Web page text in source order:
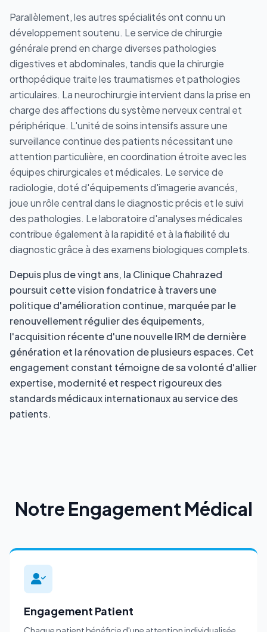
Parallèlement, les autres spécialités ont connu un
développement soutenu. Le service de chirurgie
générale prend en charge diverses pathologies
digestives et abdominales, tandis que la chirurgie
orthopédique traite les traumatismes et pathologies
articulaires. La neurochirurgie intervient dans la prise en
charge des affections du système nerveux central et
périphérique. L'unité de soins intensifs assure une
surveillance continue des patients nécessitant une
attention particulière, en coordination étroite avec les
équipes chirurgicales et médicales. Le service de
radiologie, doté d'équipements d'imagerie avancés,
joue un rôle central dans le diagnostic précis et le suivi
des pathologies. Le laboratoire d'analyses médicales
contribue également à la rapidité et à la fiabilité du
diagnostic grâce à des examens biologiques complets.
Depuis plus de vingt ans, la Clinique Chahrazed
poursuit cette vision fondatrice à travers une
politique d'amélioration continue, marquée par le
renouvellement régulier des équipements,
l'acquisition récente d'une nouvelle IRM de dernière
génération et la rénovation de plusieurs espaces. Cet
engagement constant témoigne de sa volonté d'allier
expertise, modernité et respect rigoureux des
standards médicaux internationaux au service des
patients.
Notre Engagement Médical
Engagement Patient